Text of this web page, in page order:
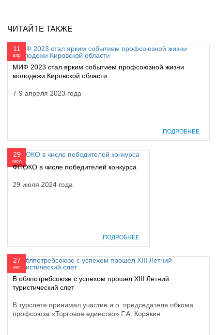
ЧИТАЙТЕ ТАКЖЕ
11
апр
МИФ 2023 стал ярким событием профсоюзной жизни
молодежи Кировской области
7-9 апреля 2023 года
ПОДРОБНЕЕ
29
июл
ФПОКО в числе победителей конкурса
29 июля 2024 года
ПОДРОБНЕЕ
27
авг
В облпотребсоюзе с успехом прошел XIII Летний
туристический слет
В турслете принимал участие и.о. председателя обкома
профсоюза «Торговое единство» Г.А. Корякин